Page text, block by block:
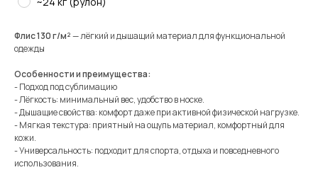
Флис 130 г/м²— лёгкий и дышащий материал для функциональной
одежды
Особенности и преимущества:
- Подход под сублимацию
- Лёгкость: минимальный вес, удобство в носке.
- Дышащие свойства: комфорт даже при активной физической нагрузке.
- Мягкая текстура: приятный на ощупь материал, комфортный для
кожи.
- Универсальность: подходит для спорта, отдыха и повседневного
использования.